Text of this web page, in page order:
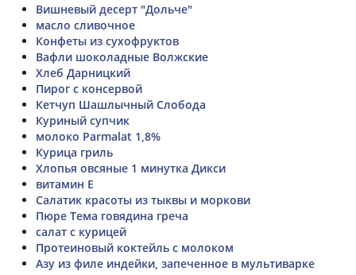
Вишневый десерт "Дольче"
масло сливочное
Конфеты из сухофруктов
Вафли шоколадные Волжские
Хлеб Дарницкий
Пирог с консервой
Кетчуп Шашлычный Слобода
Куриный супчик
молоко Parmalat 1,8%
Курица гриль
Хлопья овсяные 1 минутка Дикси
витамин Е
Салатик красоты из тыквы и моркови
Пюре Тема говядина греча
салат с курицей
Протеиновый коктейль с молоком
Азу из филе индейки, запеченное в мультиварке